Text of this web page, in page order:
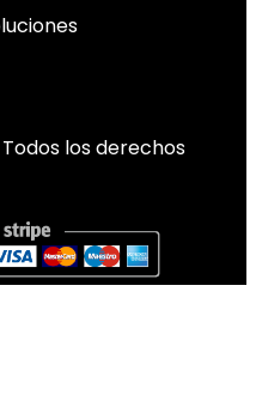
Todos los derechos